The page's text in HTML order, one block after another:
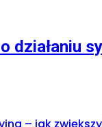
działaniu